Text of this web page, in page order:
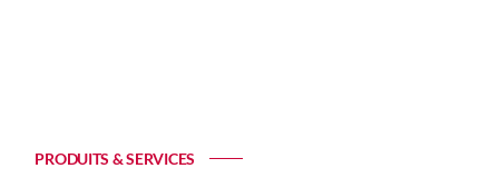
PRODUITS & SERVICES